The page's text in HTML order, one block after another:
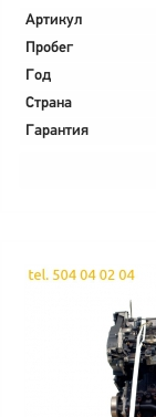
Артикул
Пробег
Год
Страна
Гарантия